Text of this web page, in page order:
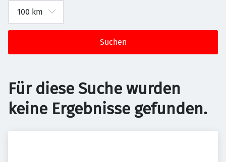
Suchen
Für diese Suche wurden
keine Ergebnisse gefunden.